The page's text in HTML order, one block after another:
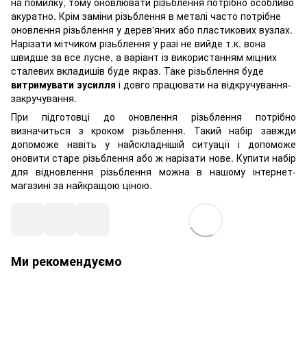
акуратно. Крім заміни різьблення в металі часто потрібне
оновлення різьблення у дерев'яних або пластикових вузлах.
Нарізати мітчиком різьблення у разі не вийде т.к. вона
швидше за все лусне, а варіант із використанням міцних
сталевих вкладишів буде якраз. Таке різьблення буде
витримувати зусилля і довго працювати на відкручування-
закручування.
При підготовці до оновлення різьблення потрібно
визначиться з кроком різьблення. Такий набір завжди
допоможе навіть у найскладнішій ситуації і допоможе
оновити старе різьблення або ж нарізати нове. Купити набір
для відновлення різьблення можна в нашому інтернет-
магазині за найкращою ціною.
Ми рекомендуємо